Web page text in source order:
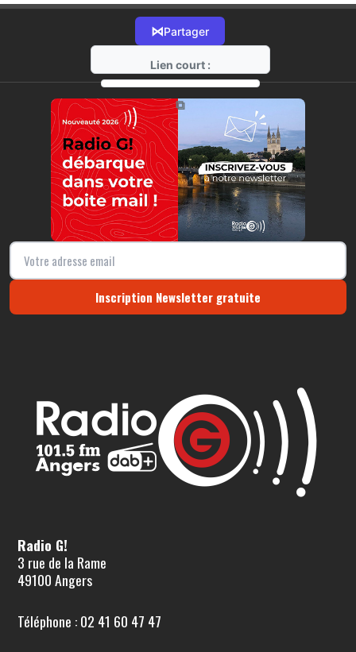
⋈Partager
Lien court :
https://radio-g.fr?21171
⧉
Inscription Newsletter gratuite
Radio G!
3 rue de la Rame
49100 Angers
Téléphone : 02 41 60 47 47